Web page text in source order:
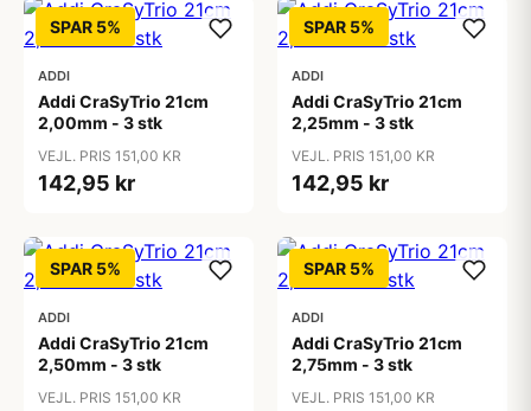
SPAR 5%
ADDI
Addi CraSyTrio 21cm
2,00mm - 3 stk
VEJL. PRIS 151,00 KR
142,95 kr
SPAR 5%
ADDI
Addi CraSyTrio 21cm
2,25mm - 3 stk
VEJL. PRIS 151,00 KR
142,95 kr
SPAR 5%
ADDI
Addi CraSyTrio 21cm
2,50mm - 3 stk
VEJL. PRIS 151,00 KR
SPAR 5%
ADDI
Addi CraSyTrio 21cm
2,75mm - 3 stk
VEJL. PRIS 151,00 KR